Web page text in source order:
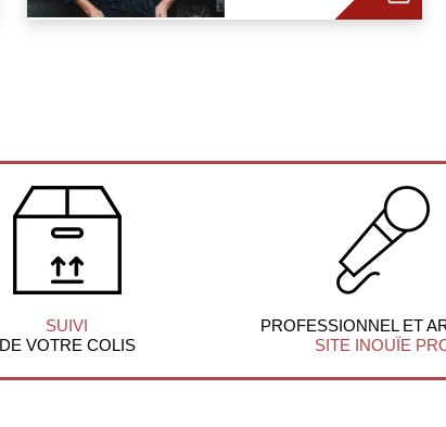
SUIVI
DE VOTRE COLIS
PROFESSIONNEL ET
SITE INOUÏE